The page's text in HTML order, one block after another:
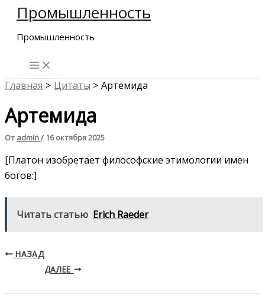
Перейти
содержимому
Промышленность
Промышленность
Главная Цитаты Артемида
Артемида
От admin/ 16 октября 2025
[Платон изобретает философские этимологии имен
богов:]
Читать статью Erich Raeder
НАЗАД
ДАЛЕЕ